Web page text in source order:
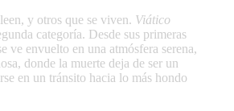
y otros que se viven. Viático
categoría. Desde sus primeras
ve envuelto en una atmósfera serena,
donde la muerte deja de ser un
en un tránsito hacia lo más hondo